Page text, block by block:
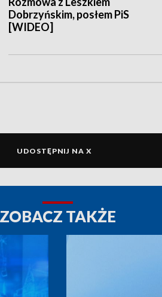
Dobrzyńskim, posłem PiS
[WIDEO]
UDOSTĘPNIJ NA X
ZOBACZ TAKŻE